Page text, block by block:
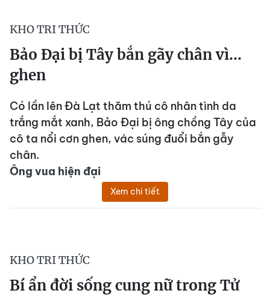
KHO TRI THỨC
Bảo Đại bị Tây bắn gãy chân vì…
ghen
Có lần lên Đà Lạt thăm thú cô nhân tình da
trắng mắt xanh, Bảo Đại bị ông chồng Tây của
cô ta nổi cơn ghen, vác súng đuổi bắn gẫy
chân.
Ông vua hiện đại
Xem chi tiết
KHO TRI THỨC
Bí ẩn đời sống cung nữ trong Tử